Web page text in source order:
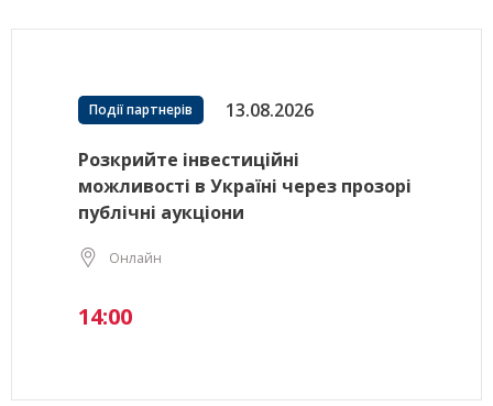
Події партнерів 13.08.2026
Розкрийте інвестиційні
можливості в Україні через прозорі
публічні аукціони
Онлайн
14:00